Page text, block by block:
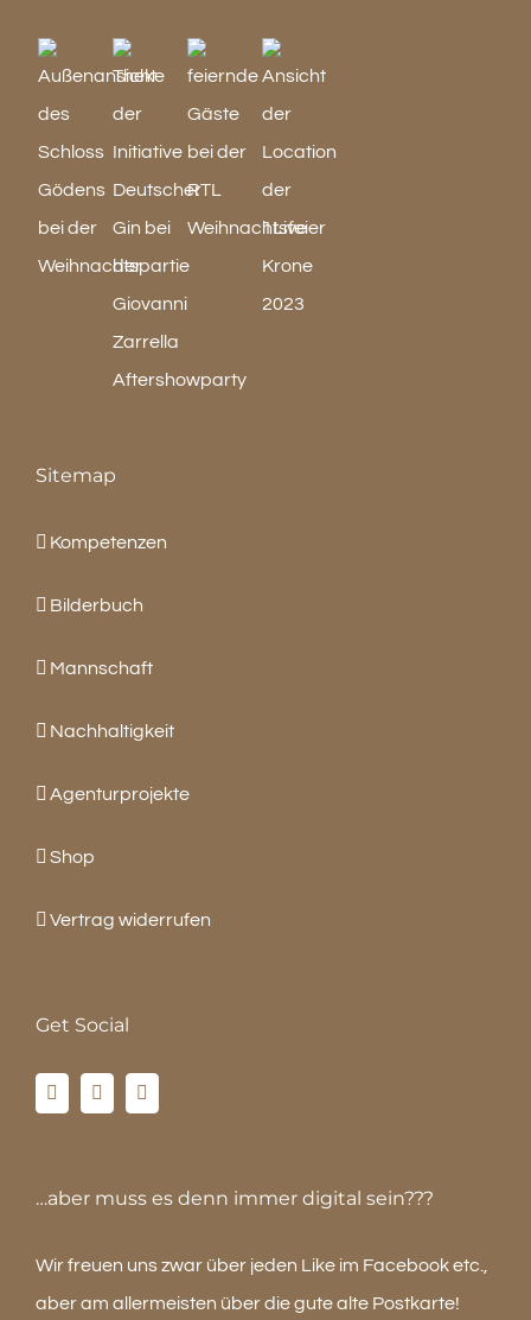
Sitemap
Kompetenzen
Bilderbuch
Mannschaft
Nachhaltigkeit
Agenturprojekte
Shop
Vertrag widerrufen
Get Social
…aber muss es denn immer digital sein???
Wir freuen uns zwar über jeden Like im Facebook etc.,
aber am allermeisten über die gute alte Postkarte!